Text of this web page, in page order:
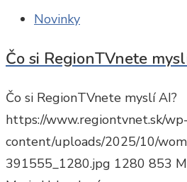
Novinky
Čo si RegionTVnete
Čo si RegionTVnete myslí AI?
https://www.regiontvnet.sk/wp-
content/uploads/2025/10/
391555_1280.jpg 1280 853